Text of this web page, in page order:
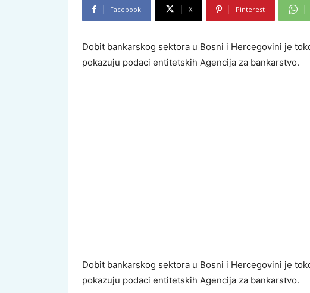
Facebook X Pinterest
Dobit bankarskog sektora u Bosni i Hercegovini je
pokazuju podaci entitetskih Agencija za bankarstvo.
Dobit bankarskog sektora u Bosni i Hercegovini je
pokazuju podaci entitetskih Agencija za bankarstvo.